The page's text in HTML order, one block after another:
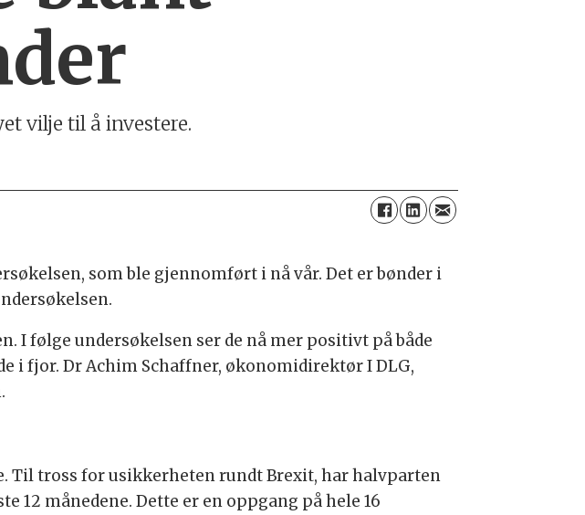
vilje til å investere.
som ble gjennomført i nå vår. Det er bønder i
I følge undersøkelsen ser de nå mer positivt på både
i fjor. Dr Achim Schaffner, økonomidirektør I DLG,
Til tross for usikkerheten rundt Brexit, har halvparten
12 månedene. Dette er en oppgang på hele 16